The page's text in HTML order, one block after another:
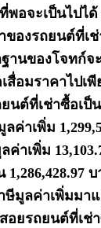
อจะเป็นไปได้
ของรถยนต์ที่เ
านของโจทก์จ
สื่อมราคาไปเ
นต์ที่เช่าซื้อเป็
ค่าเพิ่ม
าเพิ่ม
1,286,428.97
มูลค่าเพิ่มมาแ
อยรถยนต์ที่เช่